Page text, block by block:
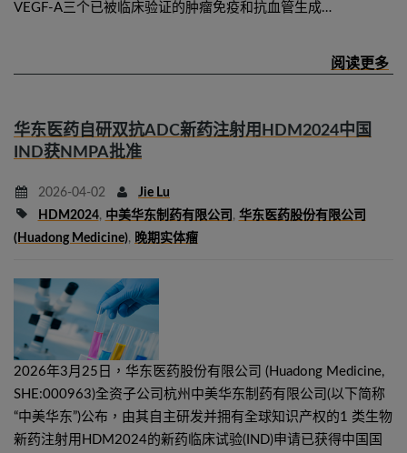
VEGF-A三个已被临床验证的肿瘤免疫和抗血管生成…
华东医药自研双抗ADC新药注射用HDM2024中国
IND获NMPA批准
2026-04-02
Jie Lu
HDM2024, 中美华东制药有限公司 , 华东医药股份有限公司
(Huadong Medicine), 晚期实体瘤
2026年3月25日，华东医药股份有限公司 (Huadong Medicine,
SHE:000963)全资子公司杭州中美华东制药有限公司(以下简称
“中美华东”)公布，由其自主研发并拥有全球知识产权的1 类生物
新药注射用HDM2024的新药临床试验(IND)申请已获得中国国